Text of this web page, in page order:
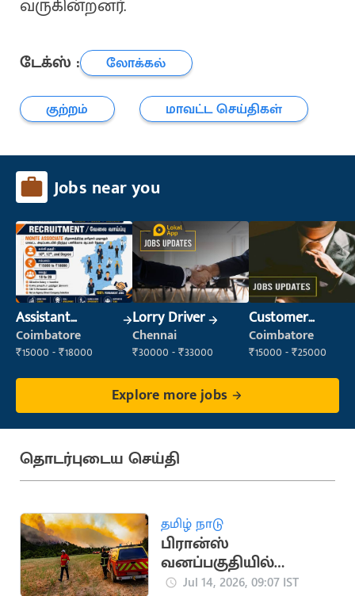
வருகின்றனர்.
டேக்ஸ் :
லோக்கல்
குற்றம்
மாவட்ட செய்திகள்
Jobs near you
Assistant
Manager
Coimbatore
₹15000 - ₹18000
Lorry Driver
Chennai
₹30000 - ₹33000
Customer
Service Executive
(Customer
Coimbatore
₹15000 - ₹25000
Explore more jobs
தொடர்புடைய செய்தி
தமிழ் நாடு
பிரான்ஸ்
வனப்பகுதியில்
காட்டுத்தீ: 3,250 ஏக்கர்
Jul 14, 2026, 09:07 IST